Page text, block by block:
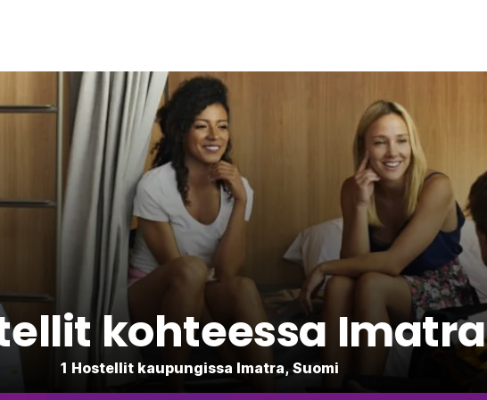
kohteessa Imatra
1 Hostellit kaupungissa Imatra, Suomi